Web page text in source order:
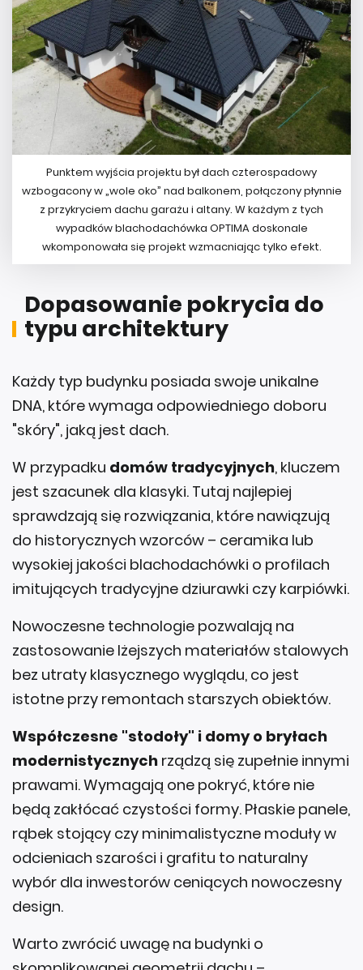
Punktem wyjścia projektu był dach czterospadowy
wzbogacony w „wole oko” nad balkonem, połączony płynnie
z przykryciem dachu garażu i altany. W każdym z tych
wypadków blachodachówka OPTIMA doskonale
wkomponowała się projekt wzmacniając tylko efekt.
Dopasowanie pokrycia do
typu architektury
Każdy typ budynku posiada swoje unikalne
DNA, które wymaga odpowiedniego doboru
"skóry", jaką jest dach.
W przypadku domów tradycyjnych, kluczem
jest szacunek dla klasyki. Tutaj najlepiej
sprawdzają się rozwiązania, które nawiązują
do historycznych wzorców – ceramika lub
wysokiej jakości blachodachówki o profilach
imitujących tradycyjne dziurawki czy karpiówki.
Nowoczesne technologie pozwalają na
zastosowanie lżejszych materiałów stalowych
bez utraty klasycznego wyglądu, co jest
istotne przy remontach starszych obiektów.
Współczesne "stodoły" i domy o bryłach
modernistycznych rządzą się zupełnie innymi
prawami. Wymagają one pokryć, które nie
będą zakłócać czystości formy. Płaskie panele,
rąbek stojący czy minimalistyczne moduły w
odcieniach szarości i grafitu to naturalny
wybór dla inwestorów ceniących nowoczesny
design.
Warto zwrócić uwagę na budynki o